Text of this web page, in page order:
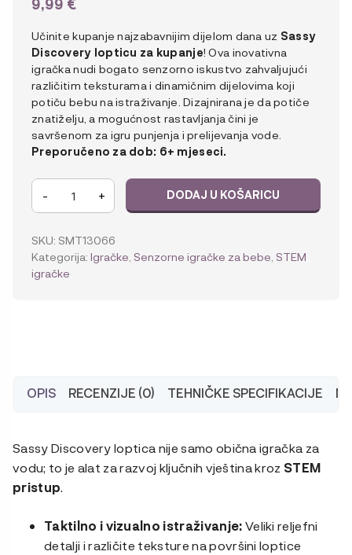
Učinite kupanje najzabavnijim dijelom dana uz Sassy
Discovery lopticu za kupanje! Ova inovativna
igračka nudi bogato senzorno iskustvo zahvaljujući
različitim teksturama i dinamičnim dijelovima koji
potiču bebu na istraživanje . Dizajnirana je da potiče
znatiželju, a mogućnost rastavljanja čini je
savršenom za igru punjenja i prelijevanja vode.
Preporučeno za dob: 6+ mjeseci.
Sassy
Discovery
Ball
loptica
za
- + DODAJ U KOŠARICU
SKU: SMT13066
Kategorija: Igračke Senzorne igračke za bebe STEM
igračke
OPIS RECENZIJE (0) TEHNIČKE SPECIFIKACIJE
Sassy Discovery loptica nije samo obična igračka za
vodu; to je alat za razvoj ključnih vještina kroz STEM
pristup.
Taktilno i vizualno istraživanje:Veliki reljefni
detalji i različite teksture na površini loptice